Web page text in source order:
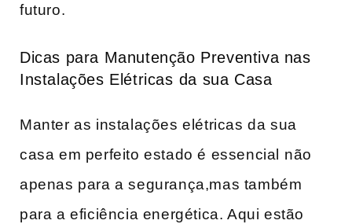
futuro.
Dicas para ​Manutenção Preventiva nas
Instalações Elétricas ⁢da sua Casa
Manter as instalações elétricas da sua‍
casa em perfeito estado é ​essencial ⁤não
apenas para a segurança,mas​ também
para a eficiência energética. Aqui estão